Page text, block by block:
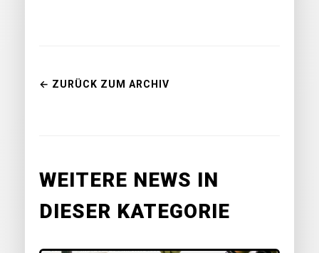
← ZURÜCK ZUM ARCHIV
WEITERE NEWS IN
DIESER KATEGORIE